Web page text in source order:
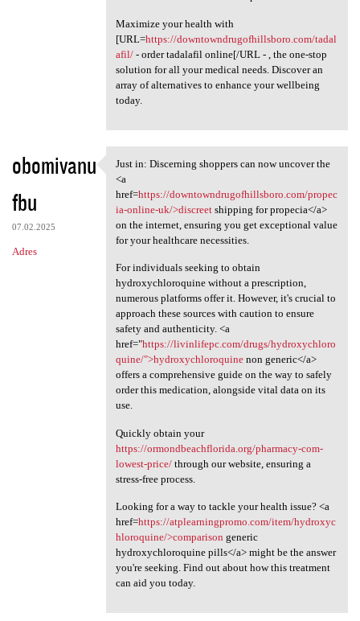
Maximize your health with
[URL=https://downtowndrugofhillsboro.com/tadal
afil/- order tadalafil online[/URL - , the one-stop
solution for all your medical needs. Discover an
array of alternatives to enhance your wellbeing
today.
obomivanu
fbu
07.02.2025
Adres
Just in: Discerning shoppers
Just in: Discerning shoppers can now uncover the
<a
href=https://downtowndrugofhillsboro.com/propec
ia-online-uk/>discreetshipping for propecia</a>
on the internet, ensuring you get exceptional value
for your healthcare necessities.
For individuals seeking to obtain
hydroxychloroquine without a prescription,
numerous platforms offer it. However, it's crucial to
approach these sources with caution to ensure
safety and authenticity. <a
href="https://livinlifepc.com/drugs/hydroxychloro
quine/">hydroxychloroquinenon generic</a>
offers a comprehensive guide on the way to safely
order this medication, alongside vital data on its
use.
Quickly obtain your
https://ormondbeachflorida.org/pharmacy-com-
lowest-price/through our website, ensuring a
stress-free process.
Looking for a way to tackle your health issue? <a
href=https://atplearningpromo.com/item/hydroxyc
hloroquine/>comparison generic
hydroxychloroquine pills</a> might be the answer
you're seeking. Find out about how this treatment
can aid you today.